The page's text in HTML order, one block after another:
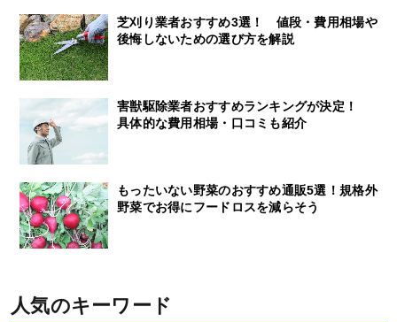
芝刈り業者おすすめ3選！ 値段・費用相場や
後悔しないための選び方を解説
害獣駆除業者おすすめランキングが決定！
具体的な費用相場・口コミも紹介
もったいない野菜のおすすめ通販5選！規格外
野菜でお得にフードロスを減らそう
人気のキーワード